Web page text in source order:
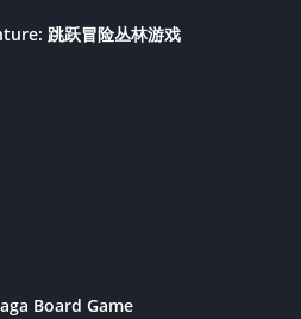
跳跃冒险丛林游戏
Board Game